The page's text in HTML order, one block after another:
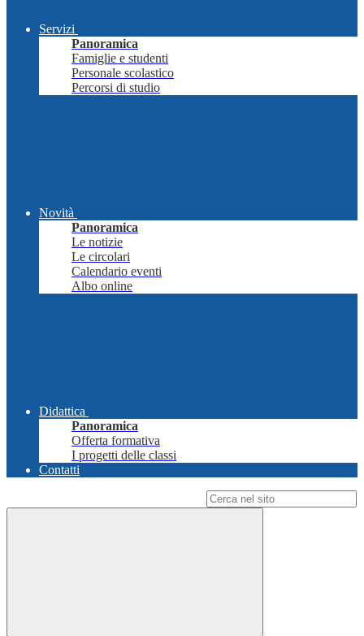
Servizi
Panoramica
Famiglie e studenti
Personale scolastico
Percorsi di studio
Novità
Panoramica
Le notizie
Le circolari
Calendario eventi
Albo online
Didattica
Panoramica
Offerta formativa
I progetti delle classi
Contatti